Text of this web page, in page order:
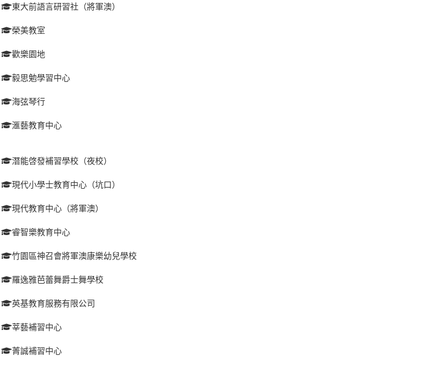
東大前語言研習社（將軍澳）
榮美教室
歡樂園地
毅思勉學習中心
海弦琴行
滙藝教育中心
潛能啓發補習學校（夜校）
現代小學士教育中心（坑口）
現代教育中心（將軍澳）
睿智樂教育中心
竹園區神召會將軍澳康樂幼兒學校
羅逸雅芭蕾舞爵士舞學校
英基教育服務有限公司
莘藝補習中心
菁誠補習中心